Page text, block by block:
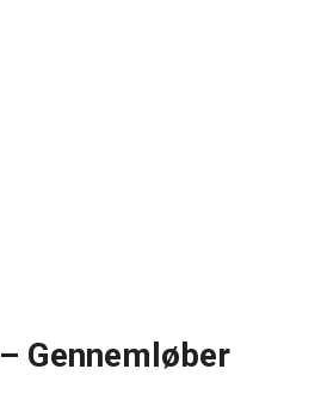
Gennemløber